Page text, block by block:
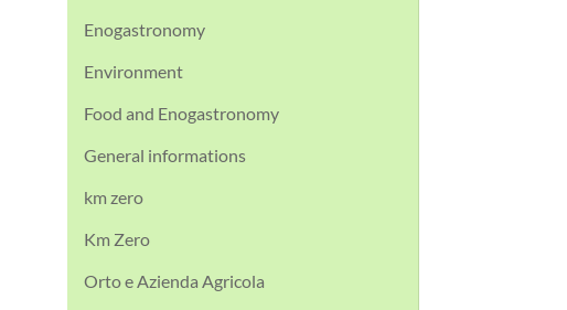
Enogastronomy
Environment
Food and Enogastronomy
General informations
km zero
Km Zero
Orto e Azienda Agricola